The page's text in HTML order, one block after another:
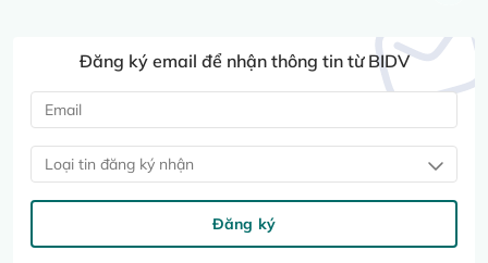
Đăng ký email để nhận thông tin từ BIDV
Loại tin đăng ký nhận
Đăng ký